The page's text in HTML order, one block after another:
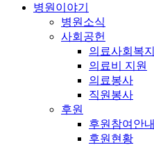
병원이야기
병원소식
사회공헌
의료사회복지
의료비 지원
의료봉사
직원봉사
후원
후원참여안내
후원현황